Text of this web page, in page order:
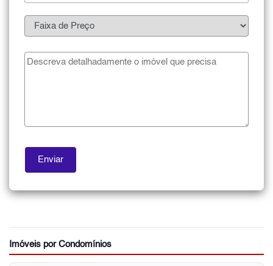
Imóveis por Condomínios